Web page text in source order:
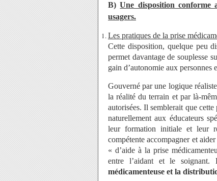
B)Une disposition
usagers.
Les pratiques de la prise
Cette disposition, quelque peu
permet davantage de souplesse
gain d’autonomie aux personnes
Gouverné par une logique
la réalité du terrain et par là-
autorisées. Il semblerait que
naturellement aux éducateurs
leur formation initiale et leur
compétente accompagner et
« d’aide à la prise
entre l’aidant et le soignant.
médicamenteuse et la